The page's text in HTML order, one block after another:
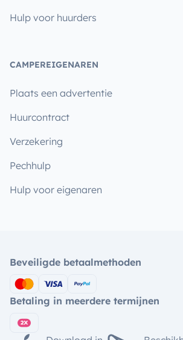
Hulp voor huurders
CAMPEREIGENAREN
Plaats een advertentie
Huurcontract
Verzekering
Pechhulp
Hulp voor eigenaren
Beveiligde betaalmethoden
Betaling in meerdere termijnen